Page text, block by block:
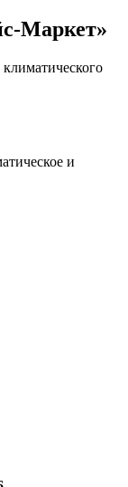
Маркет»
и